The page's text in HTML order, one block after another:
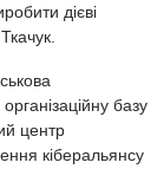
дієві
базу
центр
кіберальянсу